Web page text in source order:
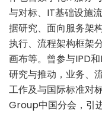
与对标、IT基础设施
据研究、面向服务架
执行、流程架构框架
画布等。曾参与IPD
研究与推动，业务、
工作及与国际标准对
Group中国分会，引